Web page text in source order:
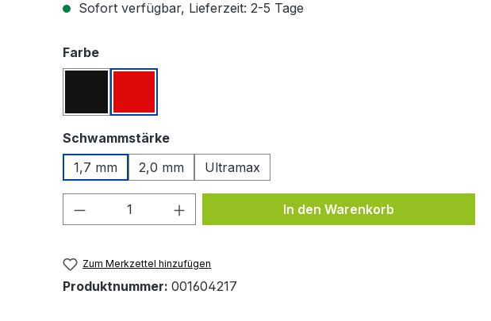
Sofort verfügbar, Lieferzeit: 2-5 Tage
Farbeauswählen
Schwammstärkeauswählen
1,7 mm
2,0 mm Ultramax
Produkt Anzahl: Gib den gewünschten Wert
In den Warenkorb
Zum Merkzettel hinzufügen
Produktnummer: 001604217